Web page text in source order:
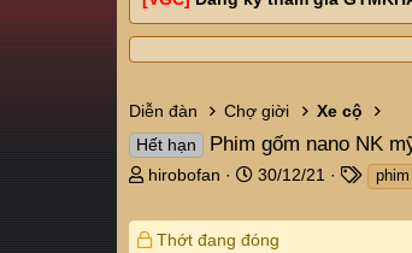
Diễn đàn Chợ giời Xe cộ
Hết hạn Phim gốm nano NK
T
r
e
hirobofan
N
à
y
30/12/21
T
g
Thớt đang đóng